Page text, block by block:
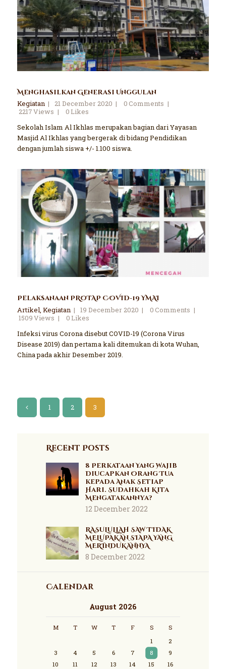
Menghasilkan Generasi Unggulan
Kegiatan
21 December 2020 0Comments
2217Views 0Likes
Sekolah Islam Al Ikhlas merupakan bagian dari Yayasan
Masjid Al Ikhlas yang bergerak di bidang Pendidikan
dengan jumlah siswa +/- 1.100 siswa.
Pelaksanaan PROTAP COVID-19 YMAI
Artikel, Kegiatan 19 December 2020 0Comments
1509Views 0Likes
Infeksi virus Corona disebut COVID-19 (Corona Virus
Disease 2019) dan pertama kali ditemukan di kota Wuhan,
China pada akhir Desember 2019.
1 2 3
Recent Posts
8 Perkataan Yang Wajib
Diucapkan Orang Tua
kepada Anak Setiap
Hari. Sudahkah Kita
Mengatakannya?
12 December 2022
RASULULLAH SAW TIDAK
MELUPAKAN SIAPA YANG
MERINDUKANNYA
8 December 2022
Calendar
August 2026
M T W T F S
S
1
2
3
4 5 6 7 8
9
10
11 12 13 14 15
16